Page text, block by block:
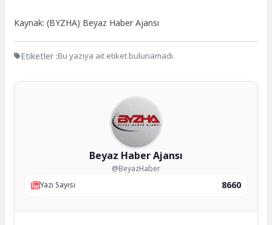
Kaynak: (BYZHA) Beyaz Haber Ajansı
Etiketler :Bu yazıya ait etiket bulunamadı.
Beyaz Haber Ajansı
@BeyazHaber
Yazı Sayısı
8660